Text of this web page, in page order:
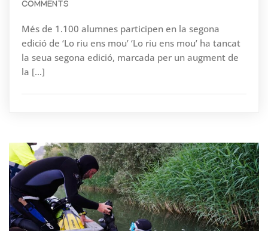
COMMENTS
Més de 1.100 alumnes participen en la segona
edició de ‘Lo riu ens mou’ ‘Lo riu ens mou’ ha tancat
la seua segona edició, marcada per un augment de
la […]